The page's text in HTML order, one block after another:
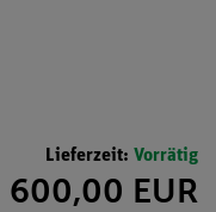
Lieferzeit: Vorrätig
600,00 EUR